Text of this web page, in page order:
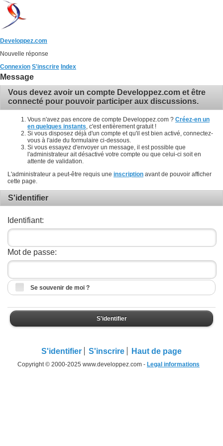
Developpez.com
Nouvelle réponse
Connexion S'inscrire Index
Message
Vous devez avoir un compte Developpez.com et être
connecté pour pouvoir participer aux discussions.
Vous n'avez pas encore de compte Developpez.com ? Créez-en un
en quelques instants , c'est entièrement gratuit !
Si vous disposez déjà d'un compte et qu'il est bien activé, connectez-
vous à l'aide du formulaire ci-dessous.
Si vous essayez d'envoyer un message, il est possible que
l'administrateur ait désactivé votre compte ou que celui-ci soit en
attente de validation.
L'administrateur a peut-être requis une inscription avant de pouvoir afficher
cette page.
S'identifier
Identifiant:
Mot de passe:
Se souvenir de moi ?
S'identifier
S'identifier S'inscrire Haut de page
Copyright © 2000-2025 www.developpez.com - Legal informations